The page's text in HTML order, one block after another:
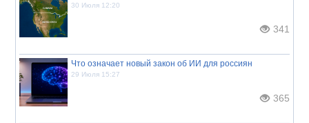
30 Июля 12:20
341
Что означает новый закон об ИИ для россиян
29 Июля 15:27
365